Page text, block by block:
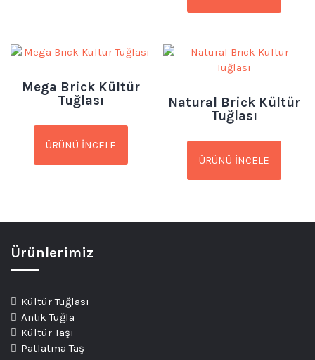
Mega Brick Kültür
Tuğlası
ÜRÜNÜ İNCELE
Natural Brick Kültür
Tuğlası
ÜRÜNÜ İNCELE
Ürünlerimiz
Kültür Tuğlası
Antik Tuğla
Kültür Taşı
Patlatma Taş